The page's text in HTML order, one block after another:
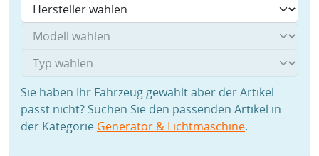
Sie haben Ihr Fahrzeug gewählt aber der Artikel
passt nicht? Suchen Sie den passenden Artikel in
der Kategorie Generator & Lichtmaschine.